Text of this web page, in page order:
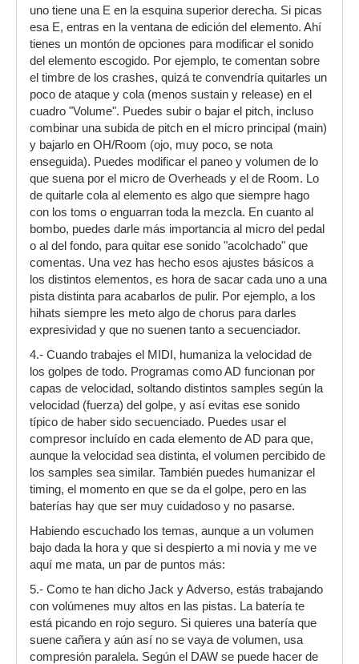
uno tiene una E en la esquina superior derecha. Si picas
esa E, entras en la ventana de edición del elemento. Ahí
tienes un montón de opciones para modificar el sonido
del elemento escogido. Por ejemplo, te comentan sobre
el timbre de los crashes, quizá te convendría quitarles un
poco de ataque y cola (menos sustain y release) en el
cuadro "Volume". Puedes subir o bajar el pitch, incluso
combinar una subida de pitch en el micro principal (main)
y bajarlo en OH/Room (ojo, muy poco, se nota
enseguida). Puedes modificar el paneo y volumen de lo
que suena por el micro de Overheads y el de Room. Lo
de quitarle cola al elemento es algo que siempre hago
con los toms o enguarran toda la mezcla. En cuanto al
bombo, puedes darle más importancia al micro del pedal
o al del fondo, para quitar ese sonido "acolchado" que
comentas. Una vez has hecho esos ajustes básicos a
los distintos elementos, es hora de sacar cada uno a una
pista distinta para acabarlos de pulir. Por ejemplo, a los
hihats siempre les meto algo de chorus para darles
expresividad y que no suenen tanto a secuenciador.
4.- Cuando trabajes el MIDI, humaniza la velocidad de
los golpes de todo. Programas como AD funcionan por
capas de velocidad, soltando distintos samples según la
velocidad (fuerza) del golpe, y así evitas ese sonido
típico de haber sido secuenciado. Puedes usar el
compresor incluído en cada elemento de AD para que,
aunque la velocidad sea distinta, el volumen percibido de
los samples sea similar. También puedes humanizar el
timing, el momento en que se da el golpe, pero en las
baterías hay que ser muy cuidadoso y no pasarse.
Habiendo escuchado los temas, aunque a un volumen
bajo dada la hora y que si despierto a mi novia y me ve
aquí me mata, un par de puntos más:
5.- Como te han dicho Jack y Adverso, estás trabajando
con volúmenes muy altos en las pistas. La batería te
está picando en rojo seguro. Si quieres una batería que
suene cañera y aún así no se vaya de volumen, usa
compresión paralela. Según el DAW se puede hacer de